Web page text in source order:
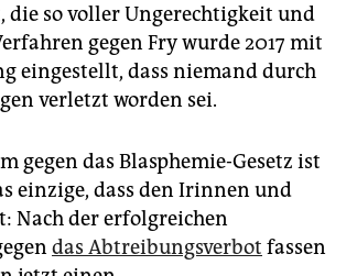
die so voller Ungerechtigkeit und
gegen Fry wurde 2017 mit
eingestellt, dass niemand durch
verletzt worden sei.
gegen das Blasphemie-Gesetz ist
einzige, dass den Irinnen und
Nach der erfolgreichen
das Abtreibungsverbot fassen